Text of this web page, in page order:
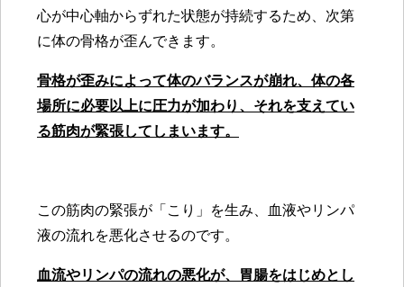
心が中心軸からずれた状態が持続するため、次第
に体の骨格が歪んできます。
骨格が歪みによって体のバランスが崩れ、体の各
場所に必要以上に圧力が加わり、それを支えてい
る筋肉が緊張してしまいます。
この筋肉の緊張が「こり」を生み、血液やリンパ
液の流れを悪化させるのです。
血流やリンパの流れの悪化が、胃腸をはじめとし